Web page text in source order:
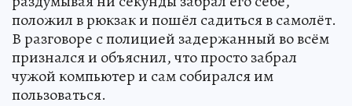
положил в рюкзак и пошёл садиться в самолёт.
В разговоре с полицией задержанный во всём
признался и объяснил, что просто забрал
чужой компьютер и сам собирался им
пользоваться.